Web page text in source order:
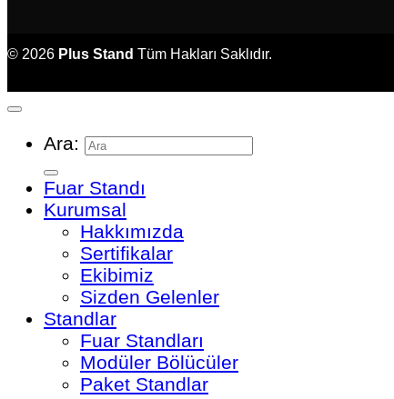
© 2026 Plus Stand Tüm Hakları Saklıdır.
Ara:
Fuar Standı
Kurumsal
Hakkımızda
Sertifikalar
Ekibimiz
Sizden Gelenler
Standlar
Fuar Standları
Modüler Bölücüler
Paket Standlar